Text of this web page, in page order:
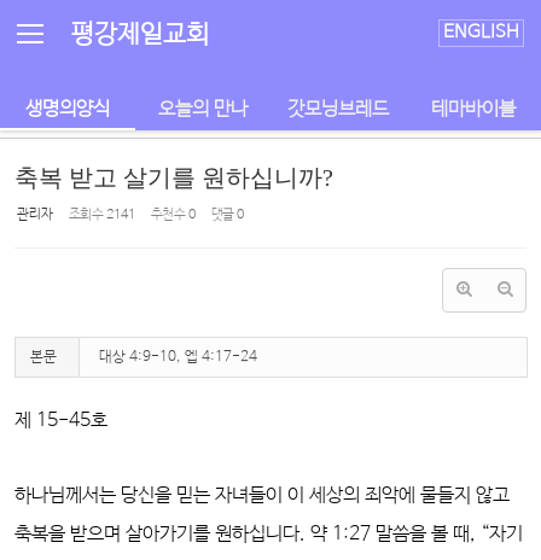
평강제일교회 ENGLISH
생명의양식 오늘의 만나 갓모닝브레드 테마바이블
축복 받고 살기를 원하십니까?
관리자 조회 수2141 추천 수0 댓글0
본문 대상 4:9-10, 엡 4:17-24
제 15-45호
하나님께서는 당신을 믿는 자녀들이 이 세상의 죄악에 물들지 않고
축복을 받으며 살아가기를 원하십니다. 약 1:27 말씀을 볼 때, “자기